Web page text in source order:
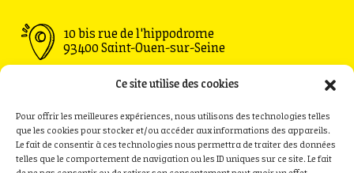
Ce site utilise des cookies
Pour offrir les meilleures expériences, nous utilisons des technologies telles
que les cookies pour stocker et/ou accéder aux informations des appareils.
Le fait de consentir à ces technologies nous permettra de traiter des données
telles que le comportement de navigation ou les ID uniques sur ce site. Le fait
10 bis rue de l'hippodrome
93400 Saint-Ouen-sur-Seine
Ouvert du Mardi au Vendredi : 11h30 - 00h00
Samedi : 09h00 - 00h00